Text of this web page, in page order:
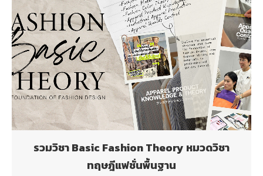
รวมวิชา Basic Fashion Theory หมวดวิชา
ทฤษฎีแฟชั่นพื้นฐาน